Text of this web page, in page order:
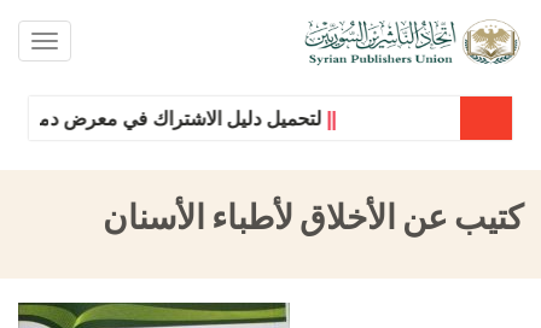
لتحميل دليل الاشتراك في معرض دمشق
كتيب عن الأخلاق لأطباء الأسنان